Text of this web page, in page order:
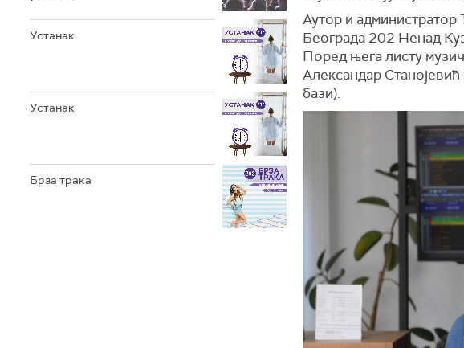
Устанак
Устанак
Брза трака
Аутор и администратор
Београда 202 Ненад
Поред њега листу
Александар
бази).